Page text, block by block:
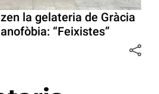
la gelateria de Gràcia
“Feixistes”